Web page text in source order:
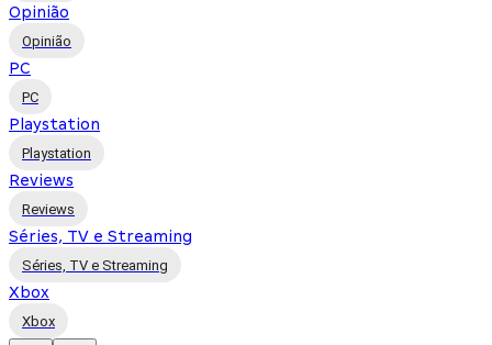
Opinião
Opinião
PC
PC
Playstation
Playstation
Reviews
Reviews
Séries, TV e Streaming
Séries, TV e Streaming
Xbox
Xbox